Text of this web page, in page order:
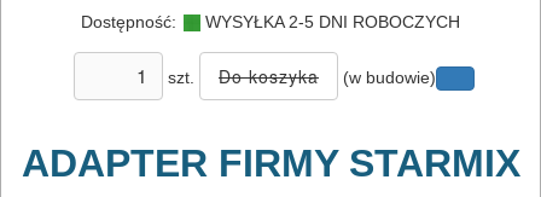
Zestawy
osprzętowe
BETONU
Dostępność: WYSYŁKA 2-5 DNI ROBOCZYCH
szt. (w budowie)
ADAPTER FIRMY STARMIX